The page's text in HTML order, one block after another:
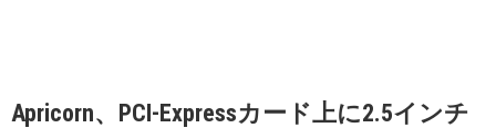
Apricorn、PCI-Expressカード上に2.5インチ